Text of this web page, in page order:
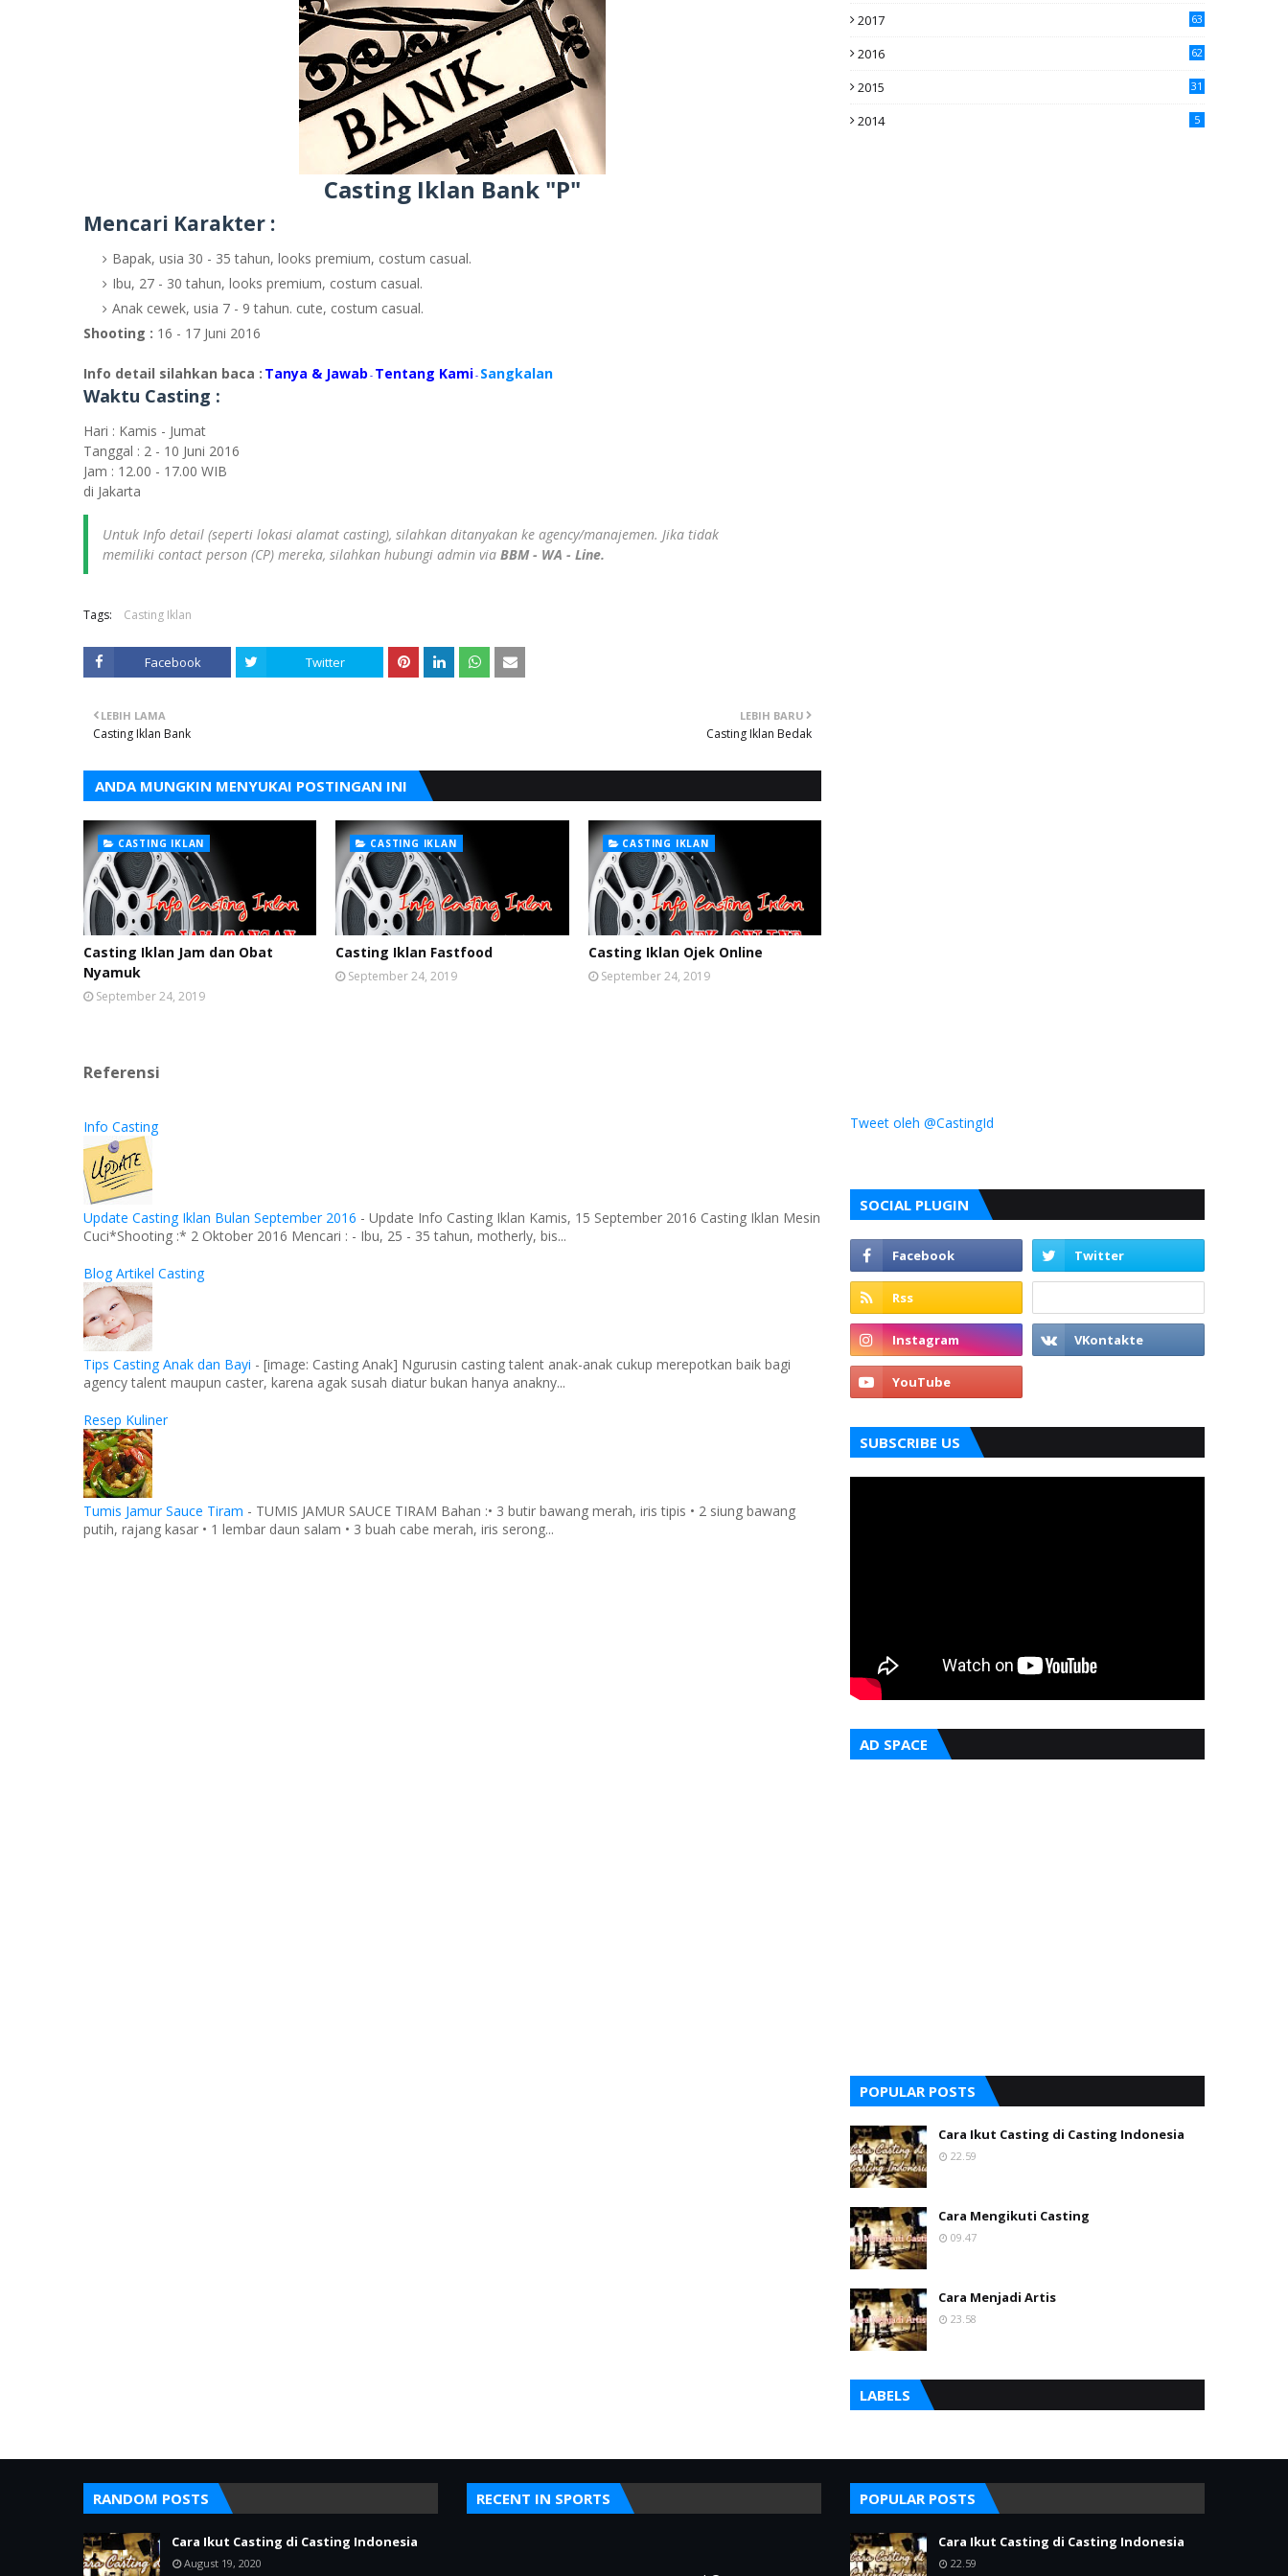
Casting Iklan Bank "P"
Mencari Karakter :
Bapak, usia 30 - 35 tahun, looks premium, costum casual.
Ibu, 27 - 30 tahun, looks premium, costum casual.
Anak cewek, usia 7 - 9 tahun. cute, costum casual.
Shooting : 16 - 17 Juni 2016
Info detail silahkan baca : Tanya & Jawab - Tentang Kami - Sangkalan
Waktu Casting :
Hari : Kamis - Jumat
Tanggal : 2 - 10 Juni 2016
Jam : 12.00 - 17.00 WIB
di Jakarta
Untuk Info detail (seperti lokasi alamat casting), silahkan ditanyakan ke agency/manajemen. Jika tidak
memiliki contact person (CP) mereka, silahkan hubungi admin via BBM - WA - Line.
Tags: Casting Iklan
Facebook Twitter
LEBIH BARU
Casting Iklan Bedak
LEBIH LAMA
Casting Iklan Bank
ANDA MUNGKIN MENYUKAI POSTINGAN INI
CASTING IKLAN
Casting Iklan Jam dan Obat
Nyamuk
September 24, 2019
CASTING IKLAN
Casting Iklan Fastfood
September 24, 2019
CASTING IKLAN
Casting Iklan Ojek Online
September 24, 2019
Referensi
Info Casting
Update Casting Iklan Bulan September 2016 - Update Info Casting Iklan Kamis, 15 September 2016 Casting Iklan Mesin
Cuci*Shooting :* 2 Oktober 2016 Mencari : - Ibu, 25 - 35 tahun, motherly, bis...
Blog Artikel Casting
Tips Casting Anak dan Bayi - [image: Casting Anak] Ngurusin casting talent anak-anak cukup merepotkan baik bagi
agency talent maupun caster, karena agak susah diatur bukan hanya anakny...
Resep Kuliner
Tumis Jamur Sauce Tiram - TUMIS JAMUR SAUCE TIRAM Bahan :• 3 butir bawang merah, iris tipis • 2 siung bawang
putih, rajang kasar • 1 lembar daun salam • 3 buah cabe merah, iris serong...
2017 63
2016
62
2015
31
2014 5
Tweet oleh @CastingId
SOCIAL PLUGIN
SUBSCRIBE US
AD SPACE
POPULAR POSTS
Cara Ikut Casting di Casting Indonesia
22.59
Cara Mengikuti Casting
09.47
Cara Menjadi Artis
23.58
LABELS
RANDOM POSTS
Cara Ikut Casting di Casting Indonesia
August 19, 2020
RECENT IN SPORTS POPULAR POSTS
Cara Ikut Casting di Casting Indonesia
22.59